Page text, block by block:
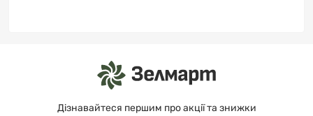
Дізнавайтеся першим про акції та знижки